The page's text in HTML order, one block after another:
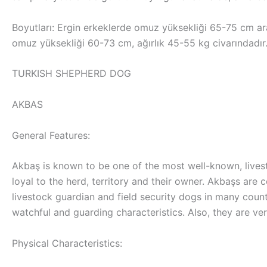
Boyutları: Ergin erkeklerde omuz yüksekliği 65-75 cm
omuz yüksekliği 60-73 cm, ağırlık 45-55 kg
TURKISH SHEPHERD DOG
AKBAS
General Features:
Akbaş is known to be one of the most well-known,
loyal to the herd, territory and their owner. Akbaşs are
livestock guardian and field security dogs in many
watchful and guarding characteristics. Also, they are
Physical Characteristics: